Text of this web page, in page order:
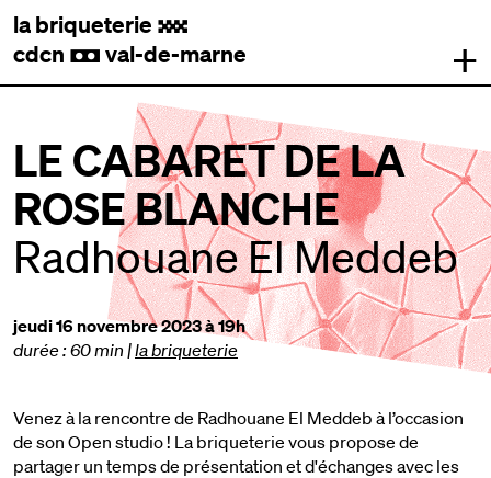
la briqueterie .
cdcn , val-de-marne +
LE CABARET DE LA
ROSE BLANCHE
Radhouane El Meddeb
jeudi 16 novembre 2023 à 19h
durée : 60 min |la briqueterie
Venez à la rencontre de Radhouane El Meddeb à l’occasion
de son Open studio ! La briqueterie vous propose de
partager un temps de présentation et d'échanges avec les